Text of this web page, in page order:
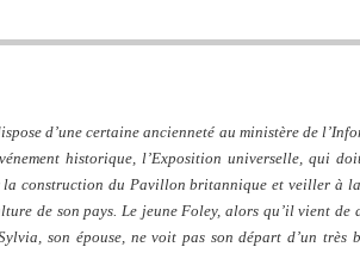
d’une certaine ancienneté au ministère de
historique, l’Exposition universelle, qui
la construction du Pavillon britannique et veiller à la
de son pays. Le jeune Foley, alors qu’il vient de
son épouse, ne voit pas son départ d’un